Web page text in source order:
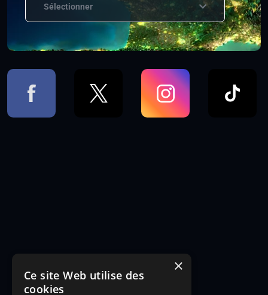
Sélectionner
×
Ce site Web utilise des
cookies